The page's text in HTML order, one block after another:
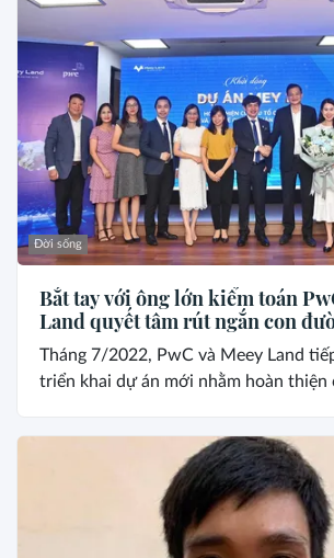
Đời sống
Bắt tay với ông lớn kiểm toán
Land quyết tâm rút ngắn con
Tháng 7/2022, PwC và Meey Land
triển khai dự án mới nhằm hoàn thiện